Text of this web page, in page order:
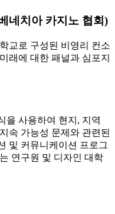
네치아 카지노 협회)
교로 구성된 비영리 컨소
래에 대한 패널과 심포지
을 사용하여 현지, 지역
속 가능성 문제와 관련된
및 커뮤니케이션 프로그
연구원 및 디자인 대학